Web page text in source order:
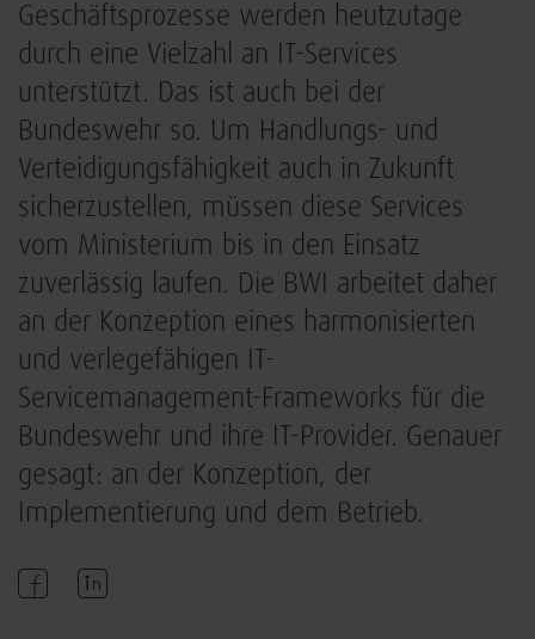
Geschäftsprozesse werden heutzutage
durch eine Vielzahl an IT-Services
unterstützt. Das ist auch bei der
Bundeswehr so. Um Handlungs- und
Verteidigungsfähigkeit auch in Zukunft
sicherzustellen, müssen diese Services
vom Ministerium bis in den Einsatz
zuverlässig laufen. Die BWI arbeitet daher
an der Konzeption eines harmonisierten
und verlegefähigen IT-
Servicemanagement-Frameworks für die
Bundeswehr und ihre IT-Provider. Genauer
gesagt: an der Konzeption, der
Implementierung und dem Betrieb.